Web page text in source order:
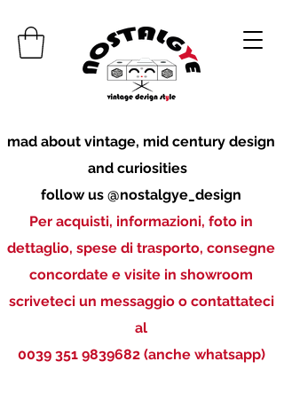
mad about vintage, mid century design
and curiosities
follow us @nostalgye_design
Per acquisti, informazioni, foto in
dettaglio, spese di trasporto, consegne
concordate e visite in showroom
scriveteci un messaggio o contattateci
al
0039 351 9839682(anche whatsapp)